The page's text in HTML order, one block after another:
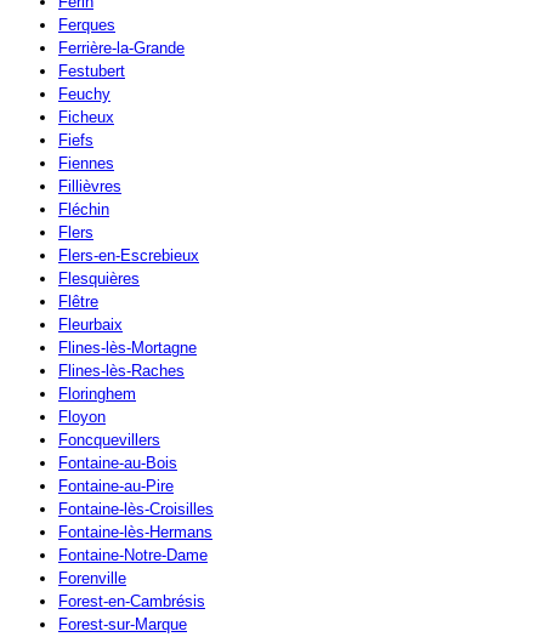
Ferques
Ferrière-la-Grande
Festubert
Feuchy
Ficheux
Fiefs
Fiennes
Fillièvres
Fléchin
Flers
Flers-en-Escrebieux
Flesquières
Flêtre
Fleurbaix
Flines-lès-Mortagne
Flines-lès-Raches
Floringhem
Floyon
Foncquevillers
Fontaine-au-Bois
Fontaine-au-Pire
Fontaine-lès-Croisilles
Fontaine-lès-Hermans
Fontaine-Notre-Dame
Forenville
Forest-en-Cambrésis
Forest-sur-Marque